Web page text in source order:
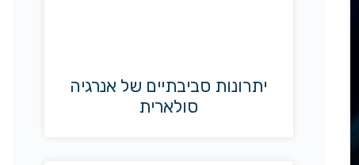
יתרונות סביבתיים של אנרגיה
סולארית